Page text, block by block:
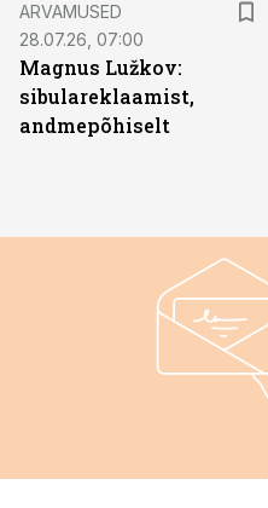
ARVAMUSED
28.07.26, 07:00
Magnus Lužkov:
sibulareklaamist,
andmepõhiselt